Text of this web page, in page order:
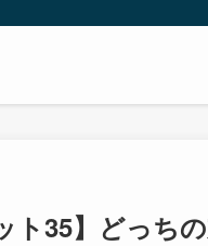
ト35】どっち